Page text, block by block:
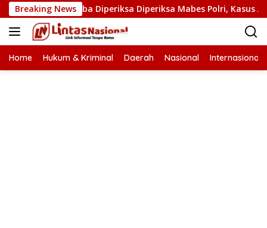
Langsung
ke
konten
Breaking News
Narkoba Diperiksa Diperiksa Mabes Polri, Kasus Apa?
Home Hukum & Kriminal Daerah Nasional Internasional